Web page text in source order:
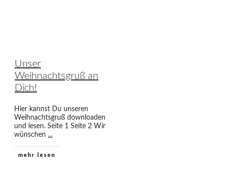
Unser
Weihnachtsgruß an
Dich!
Hier kannst Du unseren
Weihnachtsgruß downloaden
und lesen. Seite 1 Seite 2 Wir
wünschen ...
mehr lesen